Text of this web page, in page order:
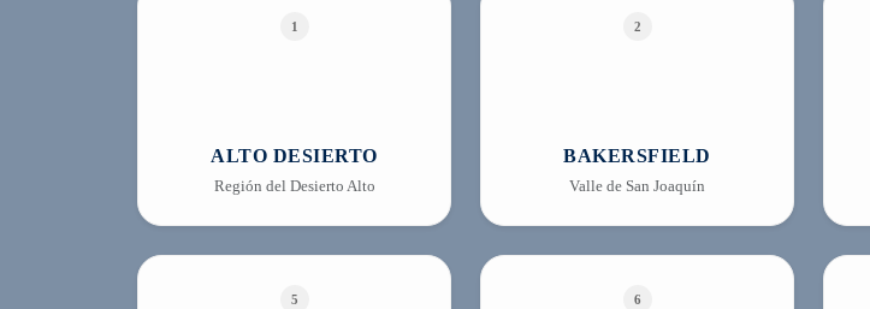
1
ALTO DESIERTO
Región del Desierto Alto
2
BAKERSFIELD
Valle de San Joaquín
5 6